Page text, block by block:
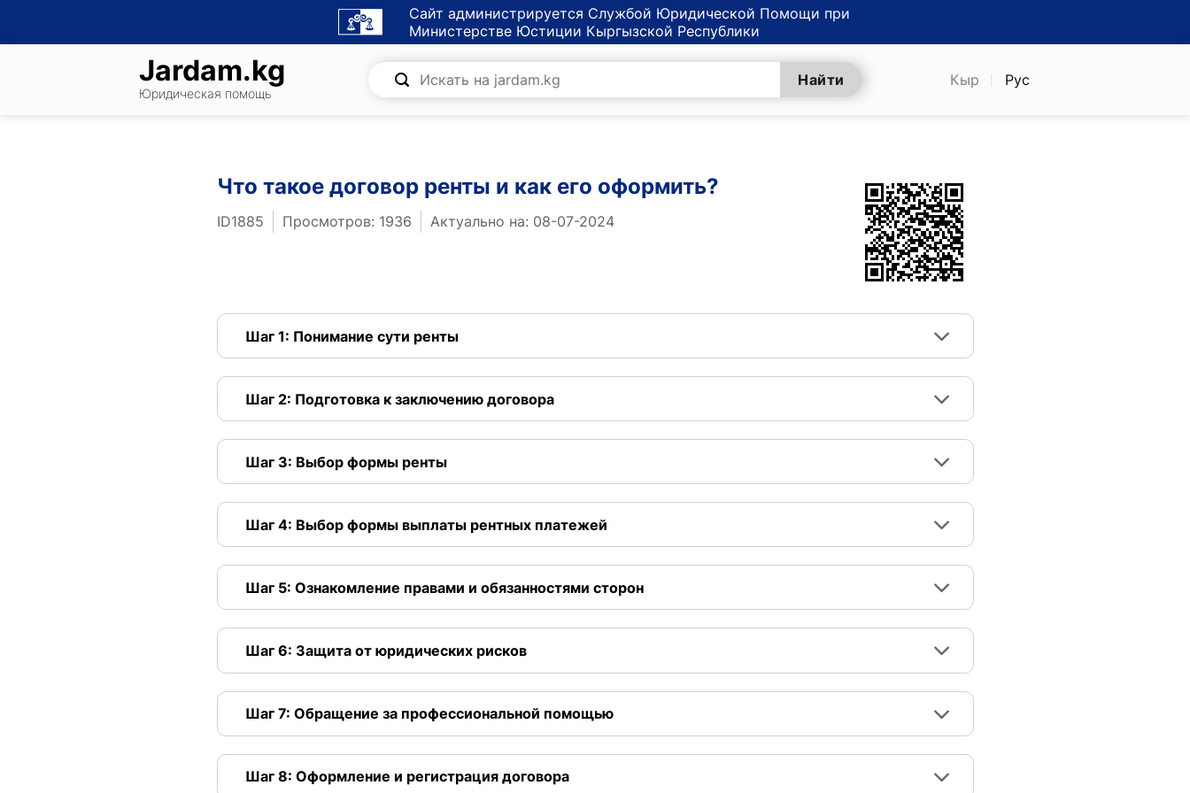
Сайт администрируется Службой Юридической Помощи при
Министерстве Юстиции Кыргызской Республики
Jardam.kg
Юридическая помощь
Найти Кыр Рус
Что такое договор ренты и как его оформить?
ID1885 Просмотров: 1936 Актуально на: 08-07-2024
Шаг 1: Понимание сути ренты
Шаг 2: Подготовка к заключению договора
Шаг 3: Выбор формы ренты
Шаг 4: Выбор формы выплаты рентных платежей
Шаг 5: Ознакомление правами и обязанностями сторон
Шаг 6: Защита от юридических рисков
Шаг 7: Обращение за профессиональной помощью
Шаг 8: Оформление и регистрация договора